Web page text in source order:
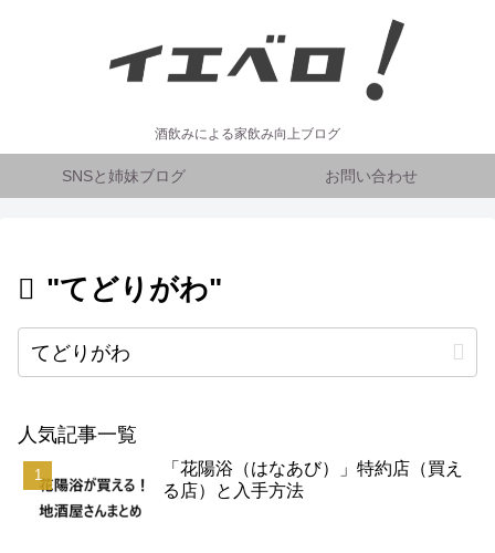
酒飲みによる家飲み向上ブログ
SNSと姉妹ブログ お問い合わせ
"てどりがわ"
人気記事一覧
「花陽浴（はなあび）」特約店（買え
る店）と入手方法